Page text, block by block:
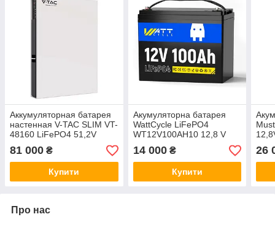
Аккумуляторная батарея
настенная V-TAC SLIM VT-
48160 LiFePO4 51,2V
160Аh 7.64kWh,(100/100A)
600x830x111mm, 80kg
81 000 ₴
Купити
Акумуляторна батарея
WattCycle LiFePO4
WT12V100AH10 12,8 V
100 Ah, 1,28kWh,
BMS50A@4S, 6000 cycles,
260x168x209, 10.5kg
14 000₴
Купити
26
Про нас